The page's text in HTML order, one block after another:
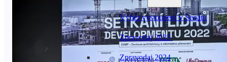
Výběr vystoupení v Senátu
Zpravodaj 2025
Zpravodaj 2024